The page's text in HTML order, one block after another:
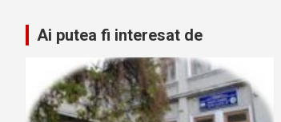
Ai putea fi interesat de